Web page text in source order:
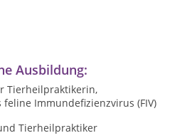
Ausbildung:
Tierheilpraktikerin,
Immundefizienzvirus (FIV)
Tierheilpraktiker